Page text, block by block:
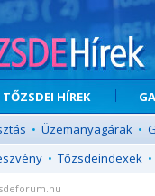
TŐZSDEI HÍREK
• Üzemanyagárak •
• Tőzsdeindexek •